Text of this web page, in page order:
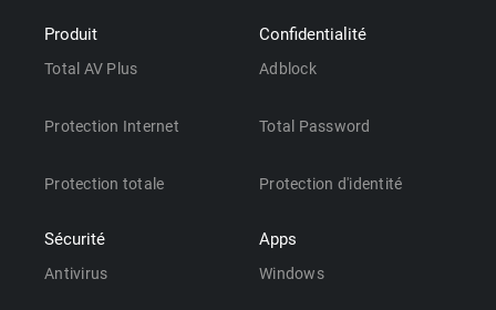
Produit
Total AV Plus
Protection Internet
Protection totale
Sécurité
Antivirus
Confidentialité
Adblock
Total Password
Protection d'identité
Apps
Windows